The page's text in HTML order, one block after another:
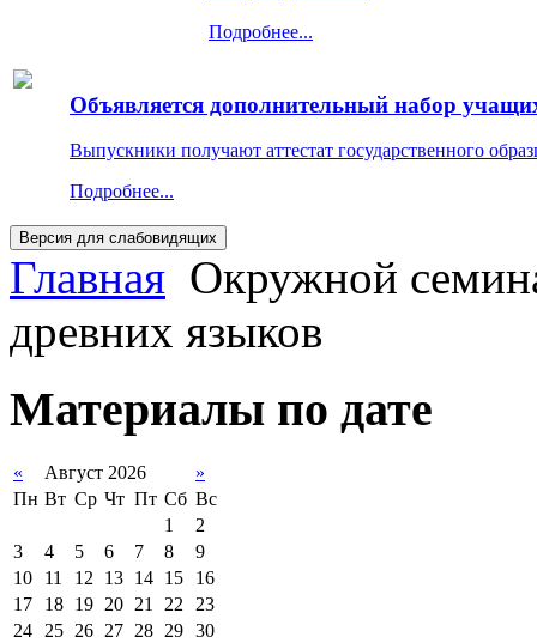
Подробнее...
Объявляется дополнительный набор
Выпускники получают аттестат государственного
Подробнее...
Главная Окружной
древних языков
Материалы по дате
« Август 2026
»
Пн Вт Ср Чт Пт Сб Вс
1
2
3
4 5 6 7 8
9
10
11 12 13 14 15
16
17
18 19 20 21 22
23
24
25 26 27 28 29 30